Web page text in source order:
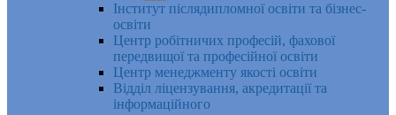
Інститут післядипломної освіти та бізнес-
освіти
Центр робітничих професій, фахової
передвищої та професійної освіти
Центр менеджменту якості освіти
Відділ ліцензування, акредитації та
інформаційного